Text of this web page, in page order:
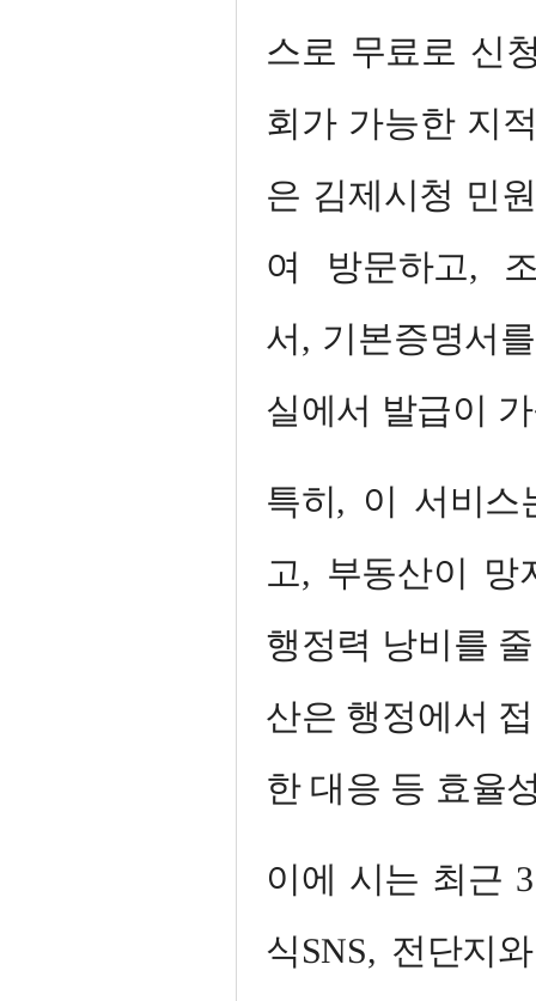
스로 무료로 신
회가 가능한 지
은 김제시청 민
여 방문하고,
서, 기본증명서
실에서 발급이
특히, 이 서비
고, 부동산이 망
행정력 낭비를
산은 행정에서
한 대응 등 효율
이에 시는 최근
식SNS, 전단지